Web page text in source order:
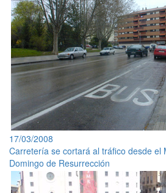
17/03/2008
Carretería se cortará al tráfico desde el
Domingo de Resurrección